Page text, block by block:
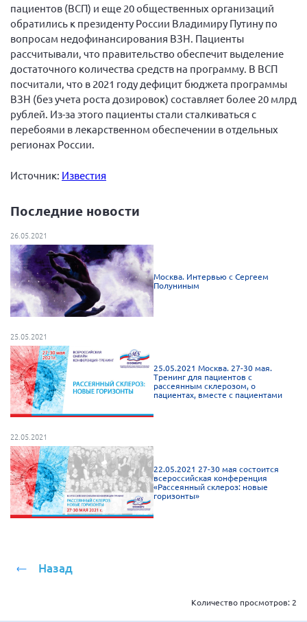
Пятый съезд
Шестой съезд
ОФ «Фонд содействия больным рассеянным
склерозом»
Новости: Казахстан
Письма и официальные ответы
Нормативно-правовые документы
Публичные отчеты
Всероссийская онлайн конференция
"Рассеянный склероз. XX лет работы
ОООИБРС" (25-29.08.2020)
Всероссийская конференция-тренинг
"Рассеянный склероз: новые реалии" (26-
29.05.2022)
Общероссийская РС
Алтайский край
Архангельская область
Брянская область
Владимирская область
Волгоградская область
Воронежская область
Ивановская область
Кемеровская область
пациентов (ВСП) и еще 20 общественных организаций
обратились к президенту России Владимиру Путину по
вопросам недофинансирования ВЗН. Пациенты
рассчитывали, что правительство обеспечит выделение
достаточного количества средств на программу. В ВСП
посчитали, что в 2021 году дефицит бюджета программы
ВЗН (без учета роста дозировок) составляет более 20 млрд
рублей. Из-за этого пациенты стали сталкиваться с
перебоями в лекарственном обеспечении в отдельных
регионах России.
Источник: Известия
Последние новости
26.05.2021
Москва. Интервью с Сергеем
Полуниным
25.05.2021
25.05.2021 Москва. 27-30 мая.
Тренинг для пациентов с
рассеянным склерозом, о
пациентах, вместе с пациентами
22.05.2021
22.05.2021 27-30 мая состоится
всероссийская конференция
«Рассеянный склероз: новые
горизонты»
Назад
Количество просмотров: 2